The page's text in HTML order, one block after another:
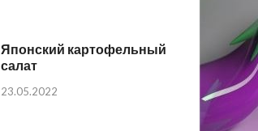
Японский картофельный
салат
23.05.2022